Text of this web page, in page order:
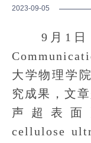
2023-09-05
9月1日，
大学物理学
究成果，文
声超表面
cellulose